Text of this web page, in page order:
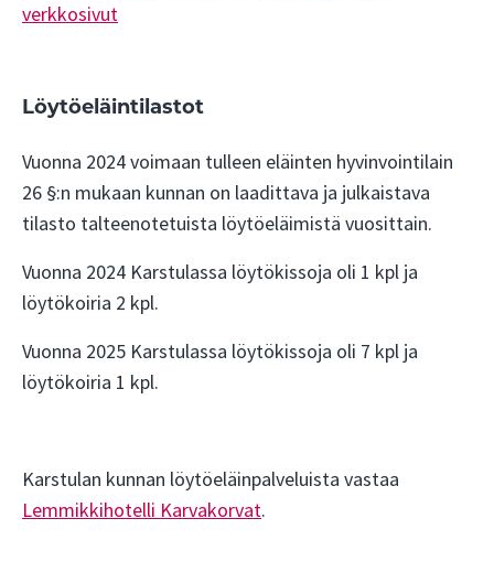
verkkosivut
Löytöeläintilastot
Vuonna 2024 voimaan tulleen eläinten hyvinvointilain
26 §:n mukaan kunnan on laadittava ja julkaistava
tilasto talteenotetuista löytöeläimistä vuosittain.
Vuonna 2024 Karstulassa löytökissoja oli 1 kpl ja
löytökoiria 2 kpl.
Vuonna 2025 Karstulassa löytökissoja oli 7 kpl ja
löytökoiria 1 kpl.
Karstulan kunnan löytöeläinpalveluista vastaa
Lemmikkihotelli Karvakorvat.